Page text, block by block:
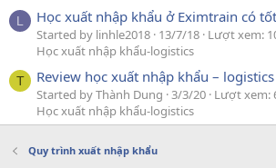
L Học xuất nhập khẩu ở Eximtrain có
Started by linhle2018 13/7/18 Lượt xem:
Học xuất nhập khẩu-logistics
T Review học xuất nhập khẩu –
Started by Thành Dung 3/3/20 Lượt xem:
Học xuất nhập khẩu-logistics
Quy trình xuất nhập khẩu